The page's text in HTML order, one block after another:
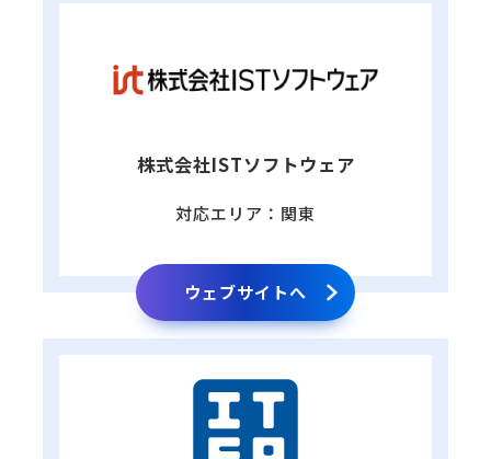
株式会社ISTソフトウェア
対応エリア：関東
ウェブサイトへ